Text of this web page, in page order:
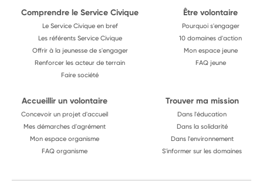
Comprendre le Service Civique
Le Service Civique en bref
Les référents Service Civique
Offrir à la jeunesse de s'engager
Renforcer les acteur de terrain
Faire société
Être volontaire
Pourquoi s'engager
10 domaines d'action
Mon espace jeune
FAQ jeune
Accueillir un volontaire
Concevoir un projet d'accueil
Mes démarches d'agrément
Mon espace organisme
FAQ organisme
Trouver ma mission
Dans l'éducation
Dans la solidarité
Dans l'environnement
S'informer sur les domaines